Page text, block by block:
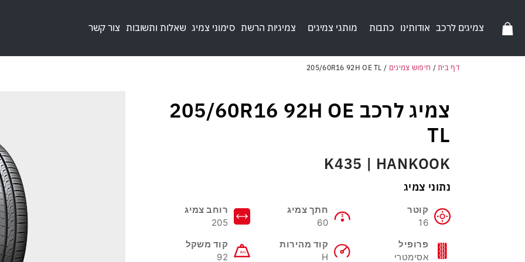
צמיגים לרכב אודותינו כתבות מותגי צמיגים צמיגיות הרשת סימוני צמיג שאלות ותשובות צור קשר
דף בית/ חיפוש צמיגים /
205/60R16 92H OE TL
צמיג לרכב 205/60R16 92H OE
TL
K435 | HANKOOK
נתוני צמיג
קוטר
16
חתך צמיג
60
רוחב צמיג
205
פרופיל
אסימטרי
קוד מהירות
H
קוד משקל
92